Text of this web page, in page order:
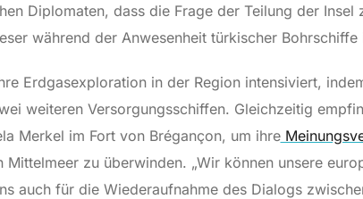
Diplomaten, dass die Frage der Teilung der Insel
während der Anwesenheit türkischer
Erdgasexploration in der Region intensiviert,
weiteren Versorgungsschiffen. Gleichzeitig
Merkel im Fort von Brégançon, um ihre
zu überwinden. „Wir können unsere
auch für die Wiederaufnahme des Dialogs